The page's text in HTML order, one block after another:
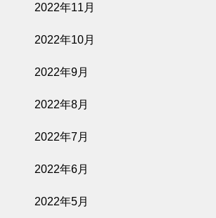
2022年11月
2022年10月
2022年9月
2022年8月
2022年7月
2022年6月
2022年5月